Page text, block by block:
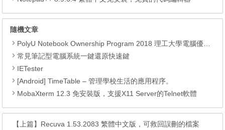
隨機文章
PolyU Notebook Ownership Program 2018 理工大學電腦優惠 – ASUS, HP, Apple
常見筆記型電腦系統一鍵還原快速鍵
IETester
[Android] TimeTable – 管理學校生活的應用程序。
MobaXterm 12.3 免安裝版，支援X11 Server的Telnet軟體
【上篇】 Recuva 1.53.2083 繁體中文版，可救回誤刪的檔案